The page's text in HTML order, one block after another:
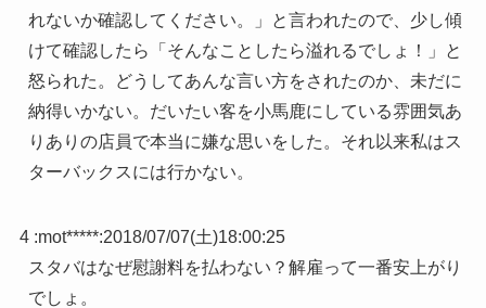
れないか確認してください。」と言われたので、少し傾
けて確認したら「そんなことしたら溢れるでしょ！」と
怒られた。どうしてあんな言い方をされたのか、未だに
納得いかない。だいたい客を小馬鹿にしている雰囲気あ
りありの店員で本当に嫌な思いをした。それ以来私はス
ターバックスには行かない。
4 :mot*****:2018/07/07(土)18:00:25
スタバはなぜ慰謝料を払わない？解雇って一番安上がり
でしょ。